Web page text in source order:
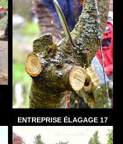
ENTREPRISE ÉLAGAGE 17